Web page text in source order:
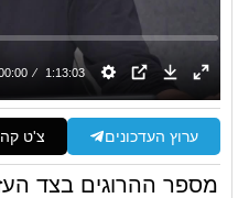
ערוץ העדכונים צ'ט
מספר ההרוגים בצד